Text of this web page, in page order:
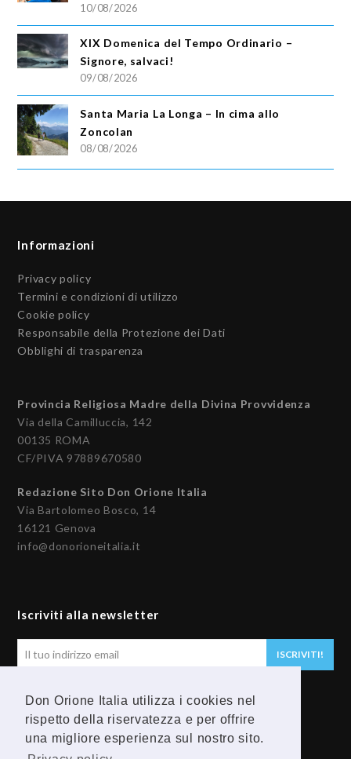
Don Orione Italia utilizza i cookies nel
rispetto della riservatezza e per offrire
una migliore esperienza sul nostro sito.
10/08/2026
XIX Domenica del Tempo Ordinario –
Signore, salvaci!
09/08/2026
Santa Maria La Longa – In cima allo
Zoncolan
08/08/2026
Informazioni
Privacy policy
Termini e condizioni di utilizzo
Cookie policy
Responsabile della Protezione dei Dati
Obblighi di trasparenza
Provincia Religiosa Madre della Divina Provvidenza
Via della Camilluccia, 142
00135 ROMA
CF/PIVA 97889670580
Redazione Sito Don Orione Italia
Via Bartolomeo Bosco, 14
16121 Genova
info@donorioneitalia.it
Iscriviti alla newsletter
email
ISCRIVITI!
Seguici
F Y